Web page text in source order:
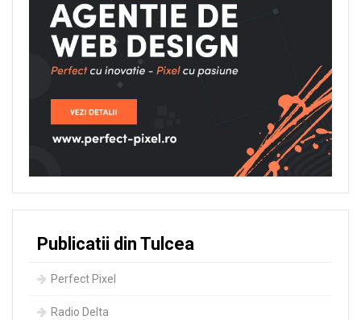
Publicatii din Tulcea
Perfect Pixel
Radio Delta